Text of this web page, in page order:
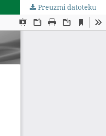
Preuzmi datoteku